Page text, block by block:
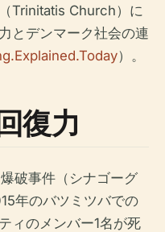
Trinitatis Church）に
とデンマーク社会の連
）。
復力
破事件（シナゴーグ
年のバツミツバでの
ィのメンバー1名が死